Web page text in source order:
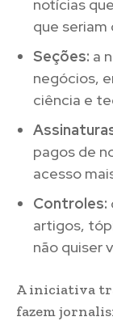
notícias
que seriam
Seções: a
negócios,
ciência e
pagos de
acesso
Controles:
artigos,
não quiser
A iniciativa
fazem